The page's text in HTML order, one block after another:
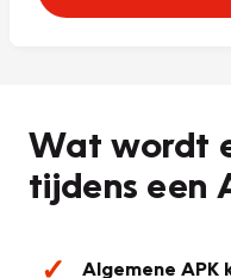
Wat wordt
tijdens een
Algemene APK